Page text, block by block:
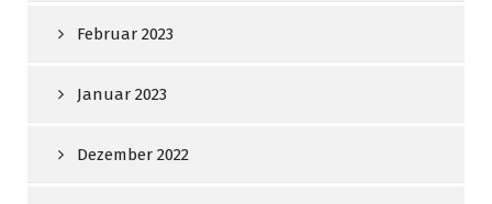
Februar 2023
Januar 2023
Dezember 2022